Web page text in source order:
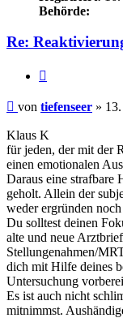
Behörde:
Re:
Beitrag
von tiefenseer »
Klaus K
für jeden, der mit der
einen emotionalen
Daraus eine strafbare
geholt. Allein der
weder ergründen
Du solltest deinen
alte und neue
Stellungenahmen/
dich mit Hilfe deines
Untersuchung
Es ist auch nicht
mitnimmst.